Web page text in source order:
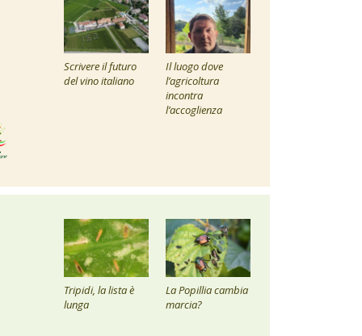
Scrivere il futuro
del vino italiano
Il luogo dove
l’agricoltura
incontra
l’accoglienza
Tripidi, la lista è
lunga
La Popillia cambia
marcia?